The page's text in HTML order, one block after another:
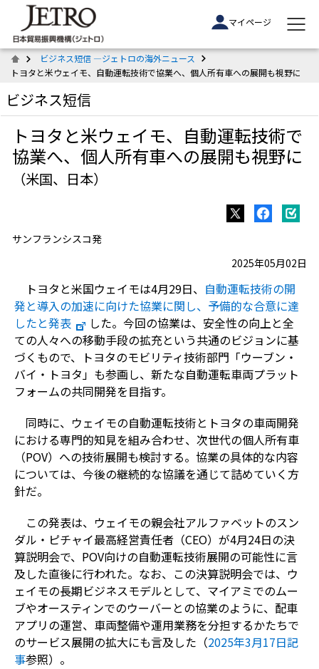
マイページ
ビジネス短信 ―ジェトロの海外ニュース
トヨタと米ウェイモ、自動運転技術で協業へ、個人所有車への展開も視野に
ビジネス短信
トヨタと米ウェイモ、自動運転技術で
協業へ、個人所有車への展開も視野に
（米国、日本）
サンフランシスコ発
2025年05月02日
トヨタと米国ウェイモは4月29日、 自動運転技術の開
発と導入の加速に向けた協業に関し、予備的な合意に達
したと発表
した。今回の協業は、安全性の向上と全
ての人々への移動手段の拡充という共通のビジョンに基
づくもので、トヨタのモビリティ技術部門「ウーブン・
バイ・トヨタ」も参画し、新たな自動運転車両プラット
フォームの共同開発を目指す。
同時に、ウェイモの自動運転技術とトヨタの車両開発
における専門的知見を組み合わせ、次世代の個人所有車
（POV）への技術展開も検討する。協業の具体的な内容
については、今後の継続的な協議を通じて詰めていく方
針だ。
この発表は、ウェイモの親会社アルファベットのスン
ダル・ピチャイ最高経営責任者（CEO）が4月24日の決
算説明会で、POV向けの自動運転技術展開の可能性に言
及した直後に行われた。なお、この決算説明会では、ウ
ェイモの長期ビジネスモデルとして、マイアミでのムー
ブやオースティンでのウーバーとの協業のように、配車
アプリの運営、車両整備や運用業務を分担するかたちで
のサービス展開の拡大にも言及した（2025年3月17日記
事参照）。